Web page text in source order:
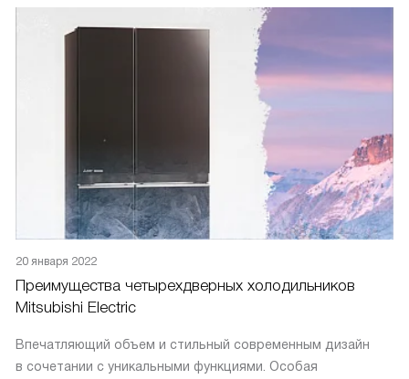
20 января 2022
Преимущества четырехдверных холодильников
Mitsubishi Electric
Впечатляющий объем и стильный современным дизайн
в сочетании с уникальными функциями. Особая